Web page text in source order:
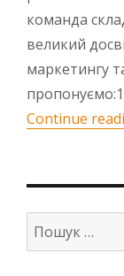
команда
великий
маркетингу
Continue
Шукати: